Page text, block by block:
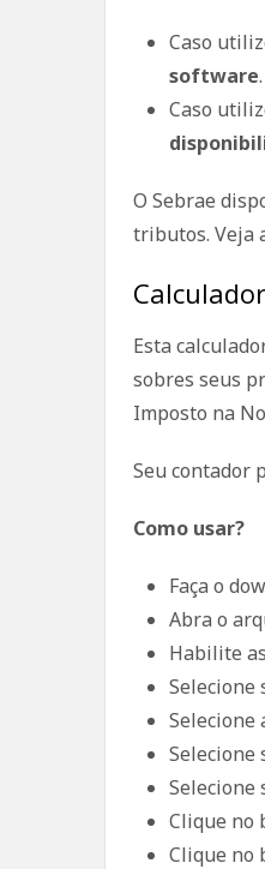
Caso
software.
Caso
O Sebrae
tributos. Veja
Esta
sobres seus
Imposto na
Seu contador
Como usar?
Faça o
Abra o
Habilite
Selecione
Selecione
Selecione
Selecione
Clique no
Clique no